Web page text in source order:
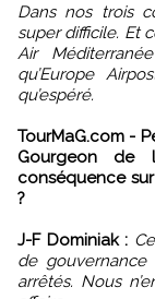
Dans nos trois compagnies aussi, l’année 2011 se révèle
super difficile. Et
Air
qu’Europe
qu’espéré.
TourMaG.com -
Gourgeon de
conséquence
?
J-F Dominiak :
de
arrêtés. Nous